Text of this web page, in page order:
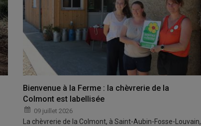
Bienvenue à la Ferme : la chèvrerie de la
Colmont est labellisée
09 juillet 2026
La chèvrerie de la Colmont, à Saint-Aubin-Fosse-Louvain,